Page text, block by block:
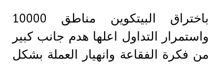
باختراق البيتكوين مناطق 10000
واستمرار التداول اعلها هدم جانب كبير
من فكرة الفقاعة وانهيار العملة بشكل